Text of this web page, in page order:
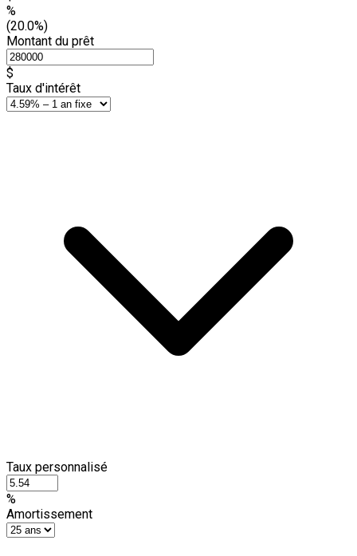
%
(20.0%)
Montant du prêt
$
Taux d'intérêt
Taux personnalisé
%
Amortissement